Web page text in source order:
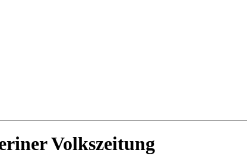
Volkszeitung